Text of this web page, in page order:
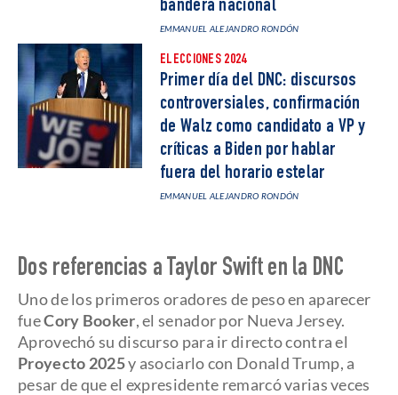
bandera nacional
EMMANUEL ALEJANDRO RONDÓN
ELECCIONES 2024
Primer día del DNC: discursos
controversiales, confirmación
de Walz como candidato a VP y
críticas a Biden por hablar
fuera del horario estelar
EMMANUEL ALEJANDRO RONDÓN
Dos referencias a Taylor Swift en la DNC
Uno de los primeros oradores de peso en aparecer
fueCory Booker, el senador por Nueva Jersey.
Aprovechó su discurso para ir directo contra el
Proyecto 2025y asociarlo con Donald Trump, a
pesar de que el expresidente remarcó varias veces